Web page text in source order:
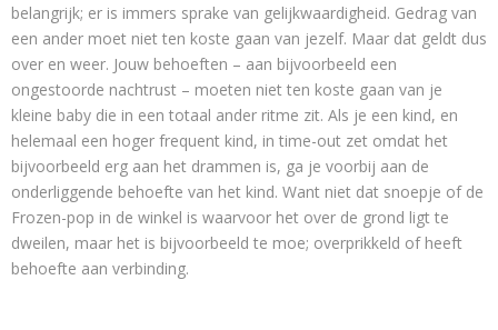
belangrijk; er is immers sprake van gelijkwaardigheid. Gedrag van
een ander moet niet ten koste gaan van jezelf. Maar dat geldt dus
over en weer. Jouw behoeften – aan bijvoorbeeld een
ongestoorde nachtrust – moeten niet ten koste gaan van je
kleine baby die in een totaal ander ritme zit. Als je een kind, en
helemaal een hoger frequent kind, in time-out zet omdat het
bijvoorbeeld erg aan het drammen is, ga je voorbij aan de
onderliggende behoefte van het kind. Want niet dat snoepje of de
Frozen-pop in de winkel is waarvoor het over de grond ligt te
dweilen, maar het is bijvoorbeeld te moe; overprikkeld of heeft
behoefte aan verbinding.